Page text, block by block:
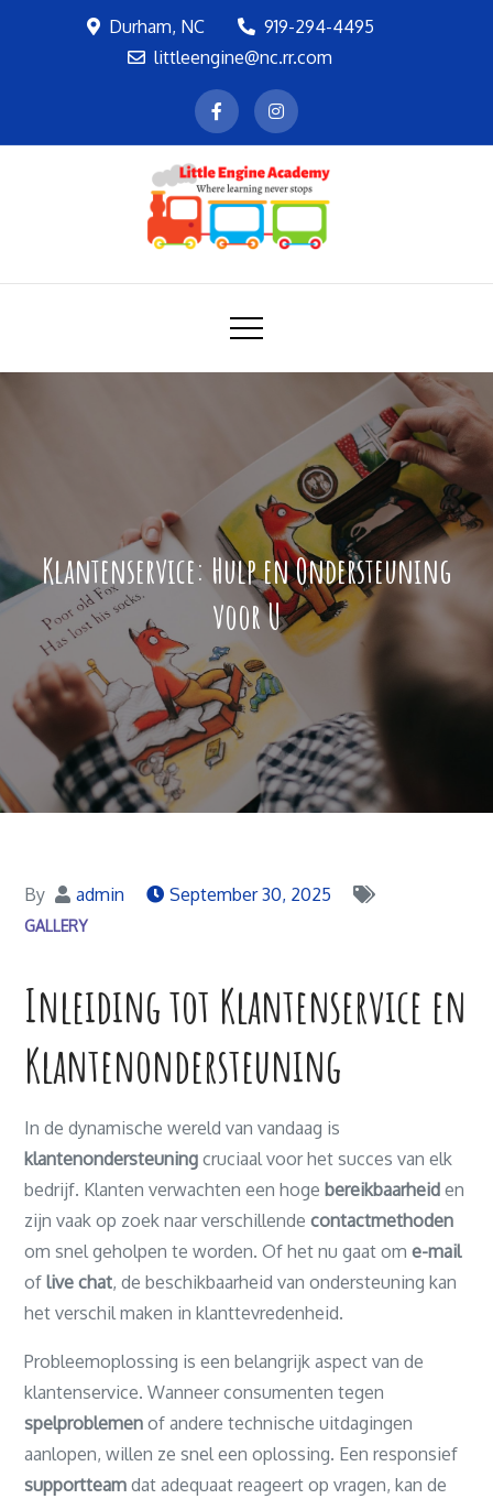
Durham, NC
919-294-4495
littleengine@nc.rr.com
LEA
Where learning never stops
Klantenservice: Hulp en Ondersteuning
voor U
By admin September 30, 2025
GALLERY
Inleiding tot Klantenservice en
Klantenondersteuning
In de dynamische wereld van vandaag is
klantenondersteuning cruciaal voor het succes van elk
bedrijf. Klanten verwachten een hoge bereikbaarheid en
zijn vaak op zoek naar verschillendecontactmethoden
om snel geholpen te worden. Of het nu gaat ome-mail
oflive chat, de beschikbaarheid van ondersteuning kan
het verschil maken in klanttevredenheid.
Probleemoplossing is een belangrijk aspect van de
klantenservice. Wanneer consumenten tegen
spelproblemen of andere technische uitdagingen
aanlopen, willen ze snel een oplossing. Een responsief
supportteam dat adequaat reageert op vragen, kan de